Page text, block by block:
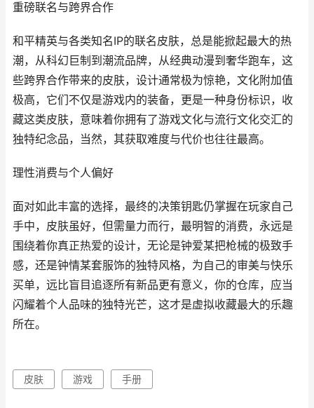
重磅联名与跨界合作
和平精英与各类知名IP的联名皮肤，总是能掀起最大的热
潮，从科幻巨制到潮流品牌，从经典动漫到奢华跑车，这
些跨界合作带来的皮肤，设计通常极为惊艳，文化附加值
极高，它们不仅是游戏内的装备，更是一种身份标识，收
藏这类皮肤，意味着你拥有了游戏文化与流行文化交汇的
独特纪念品，当然，其获取难度与代价也往往最高。
理性消费与个人偏好
面对如此丰富的选择，最终的决策钥匙仍掌握在玩家自己
手中，皮肤虽好，但需量力而行，最明智的消费，永远是
围绕着你真正热爱的设计，无论是钟爱某把枪械的极致手
感，还是钟情某套服饰的独特风格，为自己的审美与快乐
买单，远比盲目追逐所有新品更有意义，你的仓库，应当
闪耀着个人品味的独特光芒，这才是虚拟收藏最大的乐趣
所在。
皮肤 游戏 手册